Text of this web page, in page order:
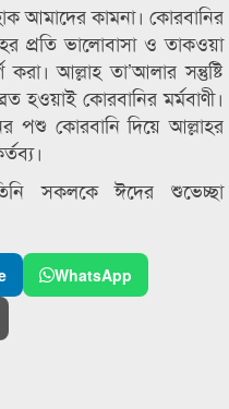
আমাদের কামনা। কোরবানির
প্রতি ভালোবাসা ও তাকওয়া
আল্লাহ তা’আলার সন্তুষ্টি
হওয়াই কোরবানির মর্মবাণী।
পশু কোরবানি দিয়ে আল্লাহর
সকলকে ঈদের শুভেচ্ছা
WhatsApp